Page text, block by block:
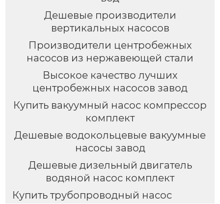
Дешевые производители
вертикальных насосов
Производители центробежных
насосов из нержавеющей стали
Высокое качество лучших
центробежных насосов завод
Купить вакуумный насос компрессор
комплект
Дешевые водокольцевые вакуумные
насосы завод
Дешевые дизельный двигатель
водяной насос комплект
Купить трубопроводный насос